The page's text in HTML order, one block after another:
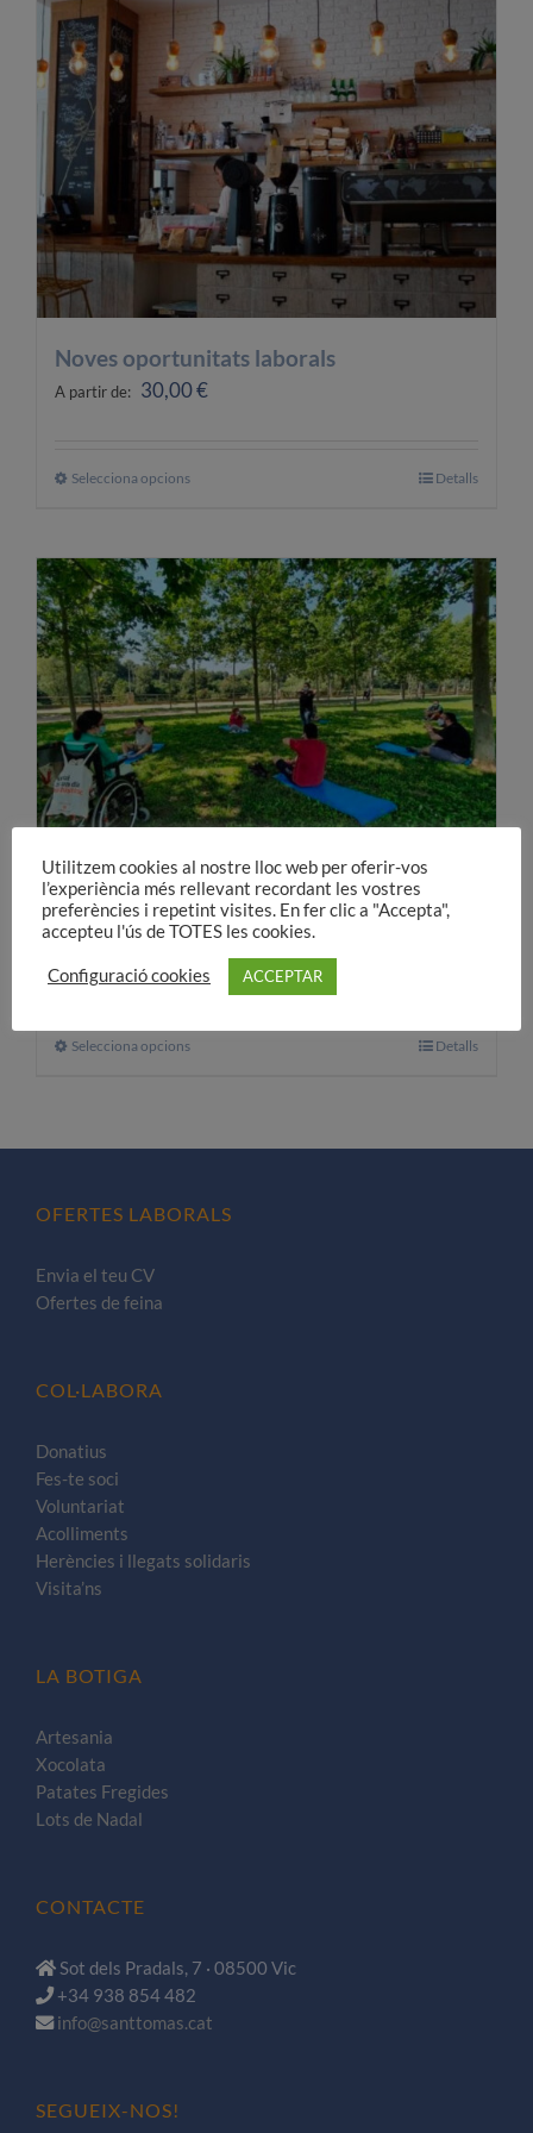
OFERTES LABORALS
COL·LABORA
LA BOTIGA
Noves oportunitats laborals
A partir de: 30,00€
Selecciona opcionsAquest
diverses
variants.
Les
opcions
es
poden
triar
a
la
del
producte
Detalls
Més qualitat de vida
Selecciona opcionsAquest
Les
Detalls
OFERTES LABORALS
Envia el teu CV
Ofertes de feina
COL·LABORA
Donatius
Fes-te soci
Voluntariat
Acolliments
Herències i llegats solidaris
Visita’ns
LA BOTIGA
Artesania
Xocolata
Patates Fregides
Lots de Nadal
CONTACTE
Sot dels Pradals, 7 · 08500 Vic
+34 938 854 482
info@santtomas.cat
SEGUEIX-NOS!
Utilitzem cookies al nostre lloc web per oferir-vos
l’experiència més rellevant recordant les vostres
preferències i repetint visites. En fer clic a "Accepta",
accepteu l'ús de TOTES les cookies.
Configuració cookies ACCEPTAR